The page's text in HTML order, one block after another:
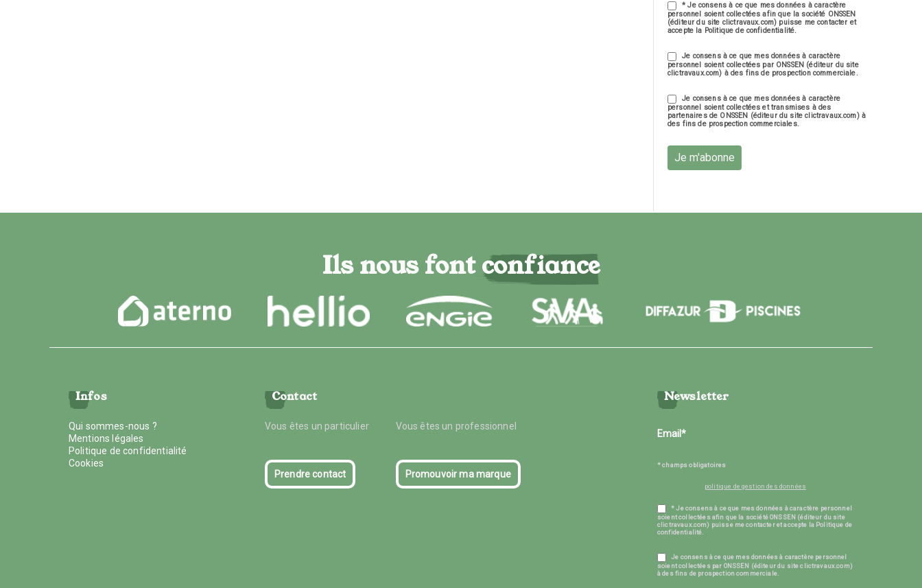
* Je consens à ce que mes données à caractère
personnel soient collectées afin que la société ONSSEN
(éditeur du site clictravaux.com) puisse me contacter et
accepte la Politique de confidentialité.
Je consens à ce que mes données à caractère
personnel soient collectées par ONSSEN (éditeur du site
clictravaux.com) à des fins de prospection commerciale.
Je consens à ce que mes données à caractère
personnel soient collectées et transmises à des
partenaires de ONSSEN (éditeur du site clictravaux.com) à
des fins de prospection commerciales.
Je m'abonne
Ils nous font confiance
Infos
Qui sommes-nous ?
Mentions légales
Politique de confidentialité
Cookies
Contact
Vous êtes un particulier Vous êtes un professionnel
Prendre contact Promouvoir ma marque
Newsletter
* champs obligatoires
politique de gestion des données
* Je consens à ce que mes données à caractère personnel
soient collectées afin que la société ONSSEN (éditeur du site
clictravaux.com) puisse me contacter et accepte la Politique de
confidentialité.
Je consens à ce que mes données à caractère personnel
soient collectées par ONSSEN (éditeur du site clictravaux.com)
à des fins de prospection commerciale.